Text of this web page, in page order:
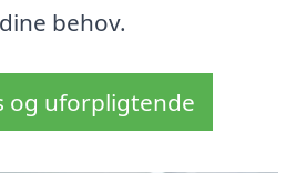
behov.
og uforpligtende